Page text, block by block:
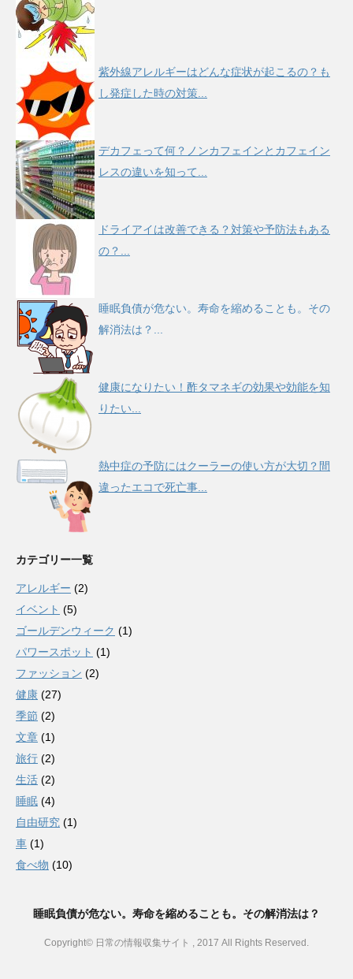
紫外線アレルギーはどんな症状が起こるの？も
し発症した時の対策...
デカフェって何？ノンカフェインとカフェイン
レスの違いを知って...
ドライアイは改善できる？対策や予防法もある
の？...
睡眠負債が危ない。寿命を縮めることも。その
解消法は？...
健康になりたい！酢タマネギの効果や効能を知
りたい...
熱中症の予防にはクーラーの使い方が大切？間
違ったエコで死亡事...
カテゴリー一覧
アレルギー (2)
イベント (5)
ゴールデンウィーク (1)
パワースポット (1)
ファッション (2)
健康 (27)
季節 (2)
文章 (1)
旅行 (2)
生活 (2)
睡眠 (4)
自由研究 (1)
車 (1)
食べ物 (10)
睡眠負債が危ない。寿命を縮めることも。その解消法は？
Copyright© 日常の情報収集サイト , 2017 All Rights Reserved.